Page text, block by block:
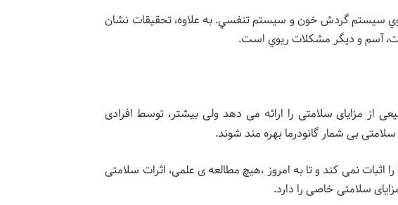
روي سيستم گردش خون و سيستم تنفسي. به علاوه، تحقيقات نشان
آسم و ديگر مشکلات ريوي است.
مزایای سلامتی را ارائه می دهد ولی بیشتر، توسط افرادی
بی شمار گانودرما بهره مند شوند.
را اثبات نمی کند و تا به امروز ،هیچ مطالعه ی علمی، اثرات سلامتی
سلامتی خاصی را دارد.